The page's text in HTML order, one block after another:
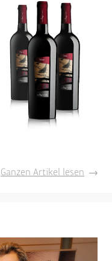
Ganzen Artikel lesen Freude